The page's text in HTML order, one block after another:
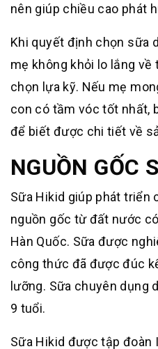
nên giúp chiều cao phát
Khi quyết định chọn sữa
mẹ không khỏi lo lắng về
chọn lựa kỹ. Nếu mẹ
con có tầm vóc tốt nhất,
để biết được chi tiết về
NGUỒN GỐC
Sữa Hikid giúp phát triển
nguồn gốc từ đất nước
Hàn Quốc. Sữa được
công thức đã được đúc
lưỡng. Sữa chuyên dụng
9 tuổi.
Sữa Hikid được tập đoàn